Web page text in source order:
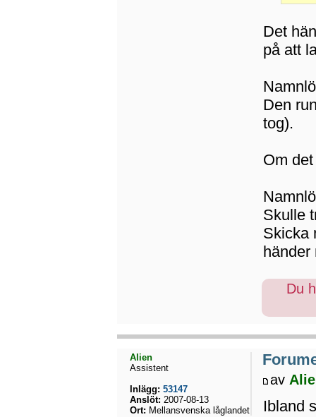
Det
på att
Den
tog).
Om
Skulle
Skicka
Du
av
Ibland
Alien
Assistent
Inlägg: 53147
Anslöt: 2007-08-13
Ort: Mellansvenska låglandet